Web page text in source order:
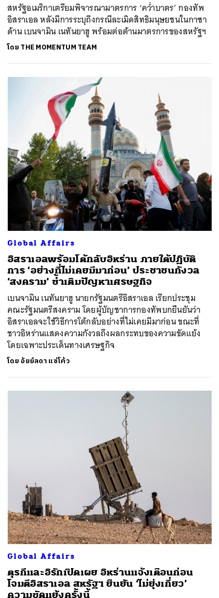
สหรัฐอเมริกาเตรียมพิจารณามาตรการ ‘คว่ำบาตร’ กองทัพ
อิสราเอล หลังมีการระบุถึงกรณีละเมิดสิทธิมนุษยชนในกาซา
ด้าน เบนจามิน เนทันยาฮู พร้อมต่อต้านมาตรการของสหรัฐฯ
โดย THE MOMENTUM TEAM
Global Affairs
อิสราเอลพร้อมโต้กลับอิหร่าน ภายใต้ปฏิบัติ
การ ‘อย่างที่ไม่เคยมีมาก่อน’ ประชาชนกังวล
‘สงคราม’ ซ้ำเติมปัญหาเศรษฐกิจ
เบนจามิน เนทันยาฮู นายกรัฐมนตรีอิสราเอล เรียกประชุม
คณะรัฐมนตรีสงคราม โดยผู้บัญชาการกองทัพบกยืนยันว่า
อิสราเอลจะใช้วิธีการโต้กลับอย่างที่ไม่เคยมีมาก่อน ขณะที่
ชาวอิหร่านแสดงความกังวลถึงผลกระทบของความขัดแย้ง
โดยเฉพาะประเด็นทางเศรษฐกิจ
โดย อัยย์ลดา แซ่โค้ว
Global Affairs
ตุรกีและอิรักเปิดเผย อิหร่านแจ้งเตือนก่อน
โจมตีอิสราเอล สหรัฐฯ ยืนยัน ‘ไม่ยุ่งเกี่ยว’
ความขัดแย้งครั้งนี้
ค้นหา
SHARE TWEET LINE EMAIL